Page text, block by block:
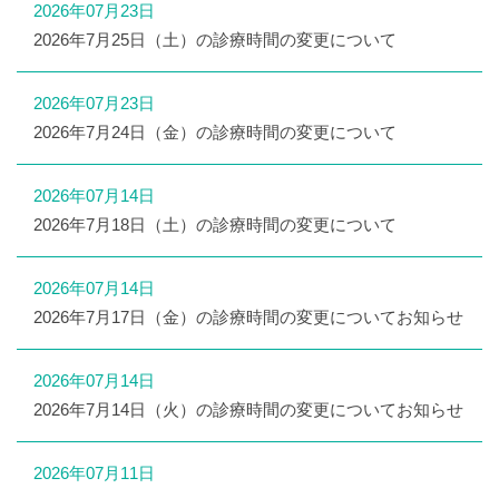
2026年07月23日
2026年7月25日（土）の診療時間の変更について
2026年07月23日
2026年7月24日（金）の診療時間の変更について
2026年07月14日
2026年7月18日（土）の診療時間の変更について
2026年07月14日
2026年7月17日（金）の診療時間の変更についてお知らせ
2026年07月14日
2026年7月14日（火）の診療時間の変更についてお知らせ
2026年07月11日